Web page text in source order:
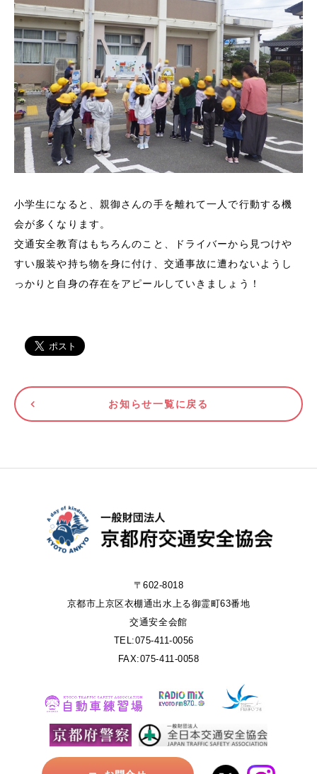
小学生になると、親御さんの手を離れて一人で行動する機
会が多くなります。
交通安全教育はもちろんのこと、ドライバーから見つけや
すい服装や持ち物を身に付け、交通事故に遭わないようし
っかりと自身の存在をアピールしていきましょう！
お知らせ一覧に戻る
〒602-8018
京都市上京区衣棚通出水上る御霊町63番地
交通安全会館
TEL:075-411-0056
FAX:075-411-0058